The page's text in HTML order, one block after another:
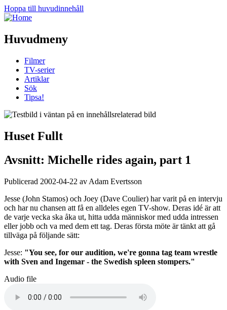
Hoppa till huvudinnehåll
Huvudmeny
Filmer
TV-serier
Artiklar
Sök
Tipsa!
Huset Fullt
Avsnitt: Michelle rides again, part 1
Publicerad 2002-04-22 av Adam Evertsson
Jesse (John Stamos) och Joey (Dave Coulier) har varit på en intervju
och har nu chansen att få en alldeles egen TV-show. Deras idé är att
de varje vecka ska åka ut, hitta udda människor med udda intressen
eller jobb och va med dem ett tag. Deras första möte är tänkt att gå
tillväga på följande sätt:
Jesse: "You see, for our audition, we're gonna tag team wrestle
with Sven and Ingemar - the Swedish spleen stompers."
Audio file